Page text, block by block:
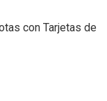
con Tarjetas de